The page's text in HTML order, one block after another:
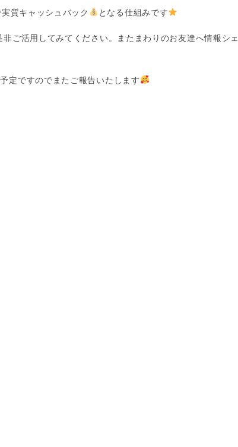
質キャッシュバック となる仕組みです
ご活用してみてください。またまわりのお友達へ情報シェ
定ですのでまたご報告いたします